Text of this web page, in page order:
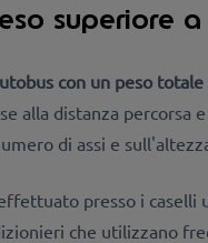
superiore
con un peso
alla distanza percorsa
di assi e
presso i caselli
che utilizzano